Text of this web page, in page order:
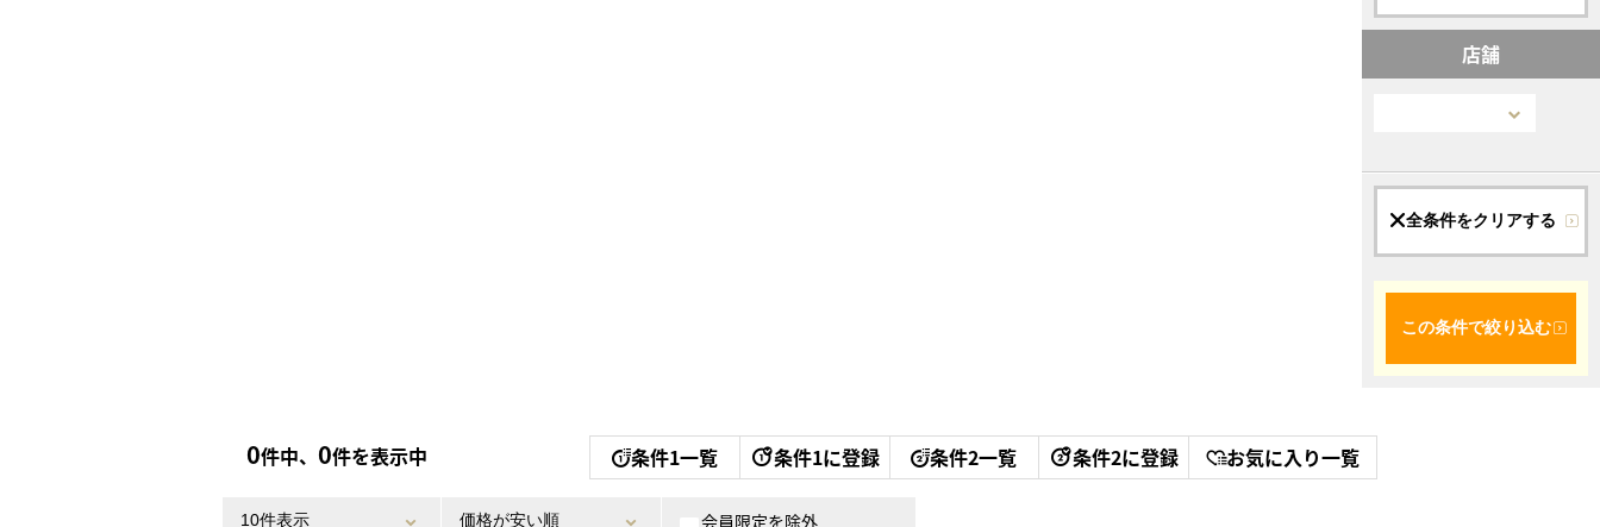
店舗
全条件をクリアする
この条件で絞り込む
0件中、 0件を表示中 条件1一覧 条件1に登録 条件2一覧 条件2に登録 お気に入り一覧
会員限定を除外